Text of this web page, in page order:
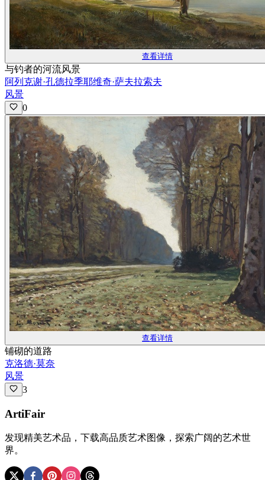
查看详情
与钓者的河流风景
阿列克谢·孔德拉季耶维奇·萨夫拉索夫
风景
0
查看详情
铺砌的道路
克洛德·莫奈
风景
3
ArtiFair
发现精美艺术品，下载高品质艺术图像，探索广阔的艺术世
界。